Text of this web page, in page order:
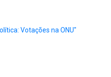
Votações na ONU"